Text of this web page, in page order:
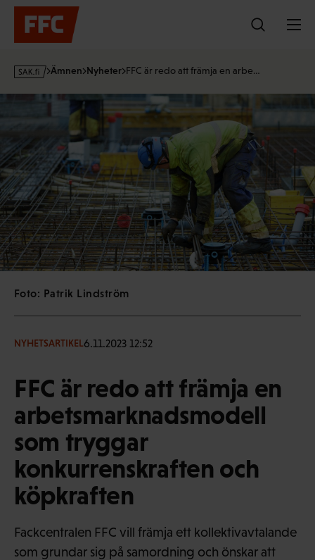
Hoppa
innehållet
s
i
Ämnen Nyheter FFC är redo att främja en arbe…
Foto: Patrik Lindström
NYHETSARTIKEL6.11.2023 12:52
FFC är redo att främja en
arbetsmarknadsmodell
som tryggar
konkurrenskraften och
köpkraften
Fackcentralen FFC vill främja ett kollektivavtalande
som grundar sig på samordning och önskar att